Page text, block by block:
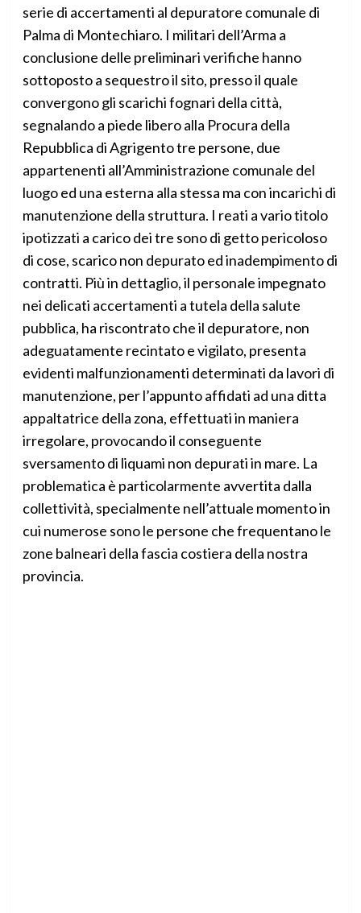
serie di accertamenti al depuratore comunale di
Palma di Montechiaro. I militari dell’Arma a
conclusione delle preliminari verifiche hanno
sottoposto a sequestro il sito, presso il quale
convergono gli scarichi fognari della città,
segnalando a piede libero alla Procura della
Repubblica di Agrigento tre persone, due
appartenenti all’Amministrazione comunale del
luogo ed una esterna alla stessa ma con incarichi di
manutenzione della struttura. I reati a vario titolo
ipotizzati a carico dei tre sono di getto pericoloso
di cose, scarico non depurato ed inadempimento di
contratti. Più in dettaglio, il personale impegnato
nei delicati accertamenti a tutela della salute
pubblica, ha riscontrato che il depuratore, non
adeguatamente recintato e vigilato, presenta
evidenti malfunzionamenti determinati da lavori di
manutenzione, per l’appunto affidati ad una ditta
appaltatrice della zona, effettuati in maniera
irregolare, provocando il conseguente
sversamento di liquami non depurati in mare. La
problematica è particolarmente avvertita dalla
collettività, specialmente nell’attuale momento in
cui numerose sono le persone che frequentano le
zone balneari della fascia costiera della nostra
provincia.